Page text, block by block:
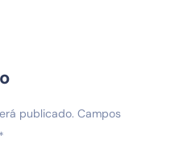
publicado. Campos
*